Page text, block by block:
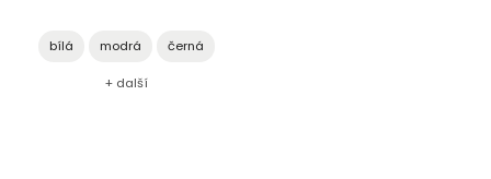
bílá modrá černá
+ další